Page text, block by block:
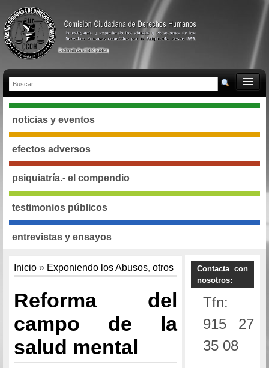
noticias y eventos
efectos adversos
psiquiatría.- el compendio
testimonios públicos
entrevistas y ensayos
Inicio» Exponiendo los Abusos,otros
Reforma del
campo de la
salud mental
Contacta con
nosotros:
Tfn:
915 27
35 08